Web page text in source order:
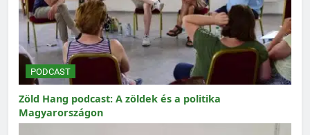
PODCAST
Zöld Hang podcast: A zöldek és a politika
Magyarországon